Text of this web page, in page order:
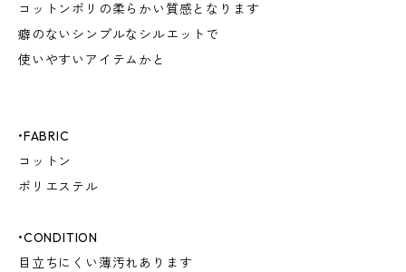
コットンポリの柔らかい質感となります
癖のないシンプルなシルエットで
使いやすいアイテムかと
•FABRIC
コットン
ポリエステル
•CONDITION
目立ちにくい薄汚れあります